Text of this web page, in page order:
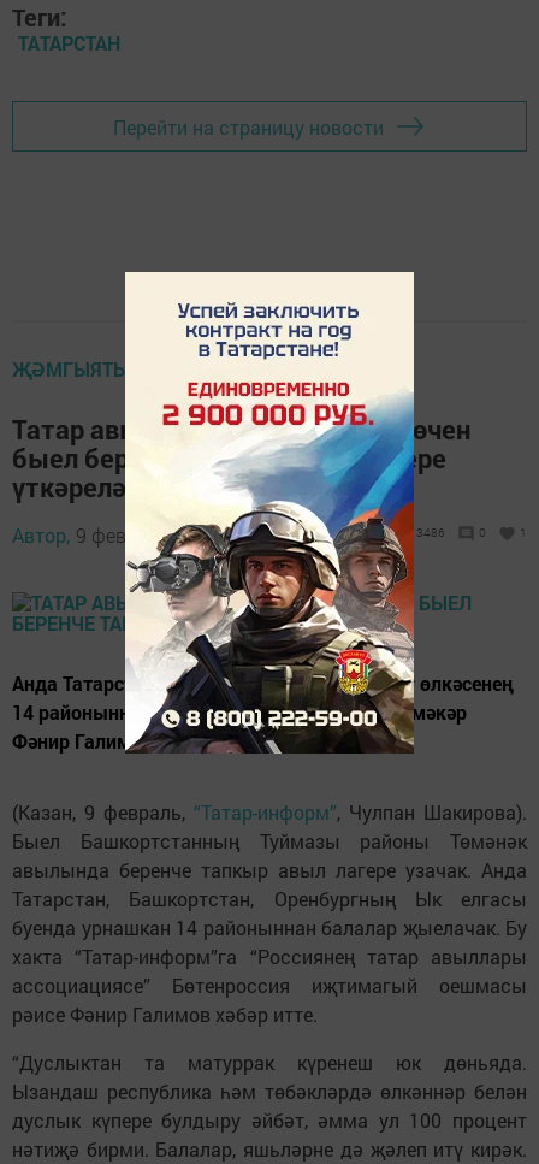
Теги:
ТАТАРСТАН
Перейти на страницу новости
ҖӘМГЫЯТЬ
Татар авылларындагы балалар өчен
быел беренче тапкыр авыл лагере
үткәрелә
Автор, 9 февраль 2018 - 13:33 3486 0 1
Анда Татарстан, Башкортстан һәм Оренбург өлкәсенең
14 районыннан 70 бала килүе көтелә, ди эшмәкәр
Фәнир Галимов.
(Казан, 9 февраль, “Татар-информ”, Чулпан Шакирова).
Быел Башкортстанның Туймазы районы Төмәнәк
авылында беренче тапкыр авыл лагере узачак. Анда
Татарстан, Башкортстан, Оренбургның Ык елгасы
буенда урнашкан 14 районыннан балалар җыелачак. Бу
хакта “Татар-информ”га “Россиянең татар авыллары
ассоциациясе” Бөтенроссия иҗтимагый оешмасы
рәисе Фәнир Галимов хәбәр итте.
“Дуслыктан та матуррак күренеш юк дөньяда.
Ызандаш республика һәм төбәкләрдә өлкәннәр белән
дуслык күпере булдыру әйбәт, әмма ул 100 процент
нәтиҗә бирми. Балалар, яшьләрне дә җәлеп итү кирәк.